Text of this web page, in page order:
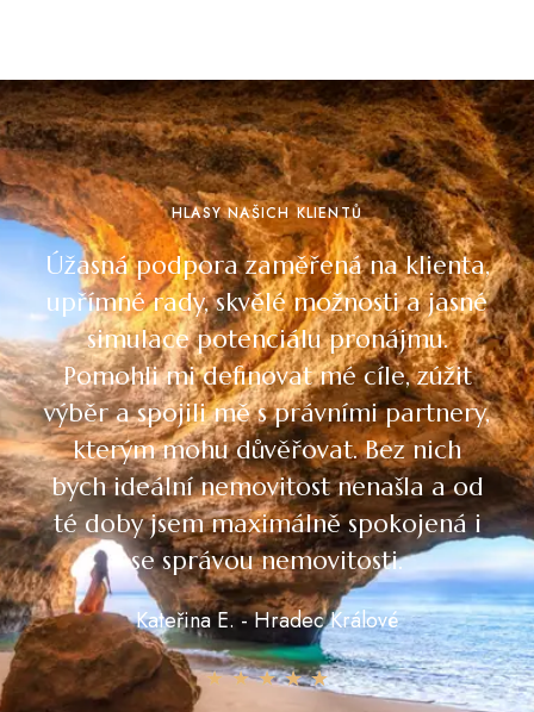
HLASY NAŠICH KLIENTŮ
Úžasná podpora zaměřená na klienta,
upřímné rady, skvělé možnosti a jasné
simulace potenciálu pronájmu.
Pomohli mi definovat mé cíle, zúžit
výběr a spojili mě s právními partnery,
kterým mohu důvěřovat. Bez nich
bych ideální nemovitost nenašla a od
té doby jsem maximálně spokojená i
se správou nemovitosti.
Kateřina E. - Hradec Králové
★ ★ ★ ★ ★